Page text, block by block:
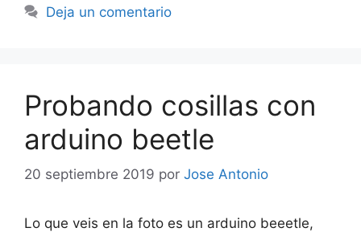
Deja un comentario
Probando cosillas con
arduino beetle
20 septiembre 2019 por Jose Antonio
Lo que veis en la foto es un arduino beeetle,